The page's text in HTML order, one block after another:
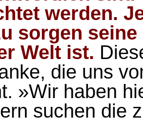
werden.
sorgen
Welt ist.
die uns
»Wir haben
suchen die